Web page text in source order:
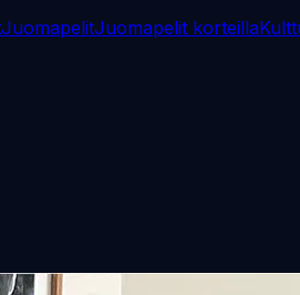
JuomapelitJuomapelit korteilla